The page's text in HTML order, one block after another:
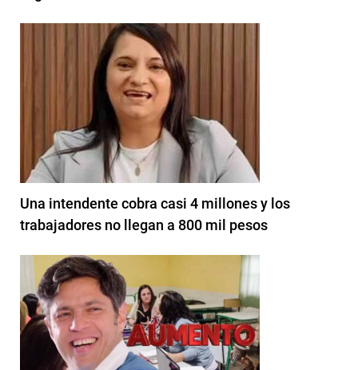
Una intendente cobra casi 4 millones y los
trabajadores no llegan a 800 mil pesos